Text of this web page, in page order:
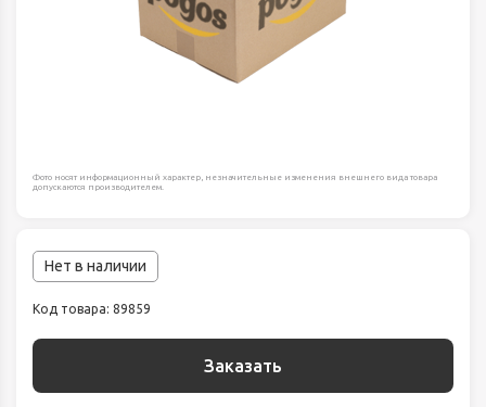
Фото носят информационный характер, незначительные изменения внешнего вида товара
допускаются производителем.
Нет в наличии
Код товара: 89859
Заказать